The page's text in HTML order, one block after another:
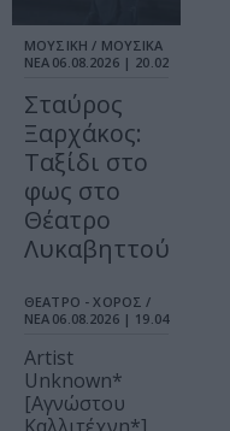
ΜΟΥΣΙΚΗ / ΜΟΥΣΙΚΑ
ΝΕΑ 06.08.2026 | 20.02
Σταύρος
Ξαρχάκος:
Ταξίδι στο
φως στο
Θέατρο
Λυκαβηττού
ΘΕΑΤΡΟ - ΧΟΡΟΣ /
ΝΕΑ 06.08.2026 | 19.04
Artist
Unknown*
[Αγνώστου